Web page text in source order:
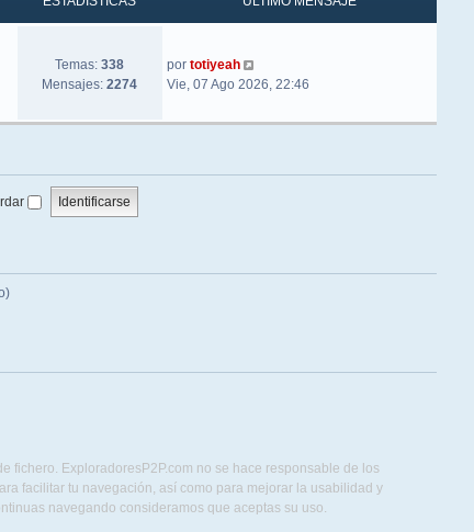
Temas: 338
Mensajes: 2274
por totiyeah
Vie, 07 Ago 2026, 22:46
fichero. ExploradoresP2P.com no se hace responsable de los
facilitar tu navegación, así como para mejorar la usabilidad y
navegando consideramos que aceptas su uso.